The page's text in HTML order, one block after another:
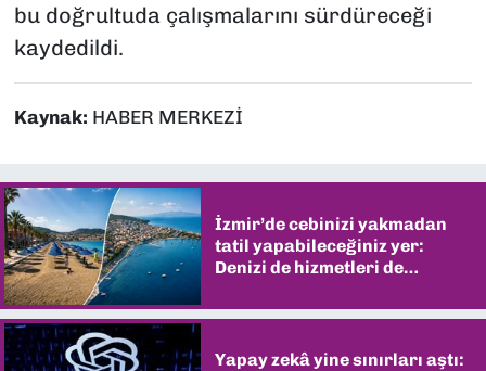
bu doğrultuda çalışmalarını sürdüreceği
kaydedildi.
Kaynak: HABER MERKEZİ
İzmir’de cebinizi yakmadan
tatil yapabileceğiniz yer:
Denizi de hizmetleri de
Yapay zekâ yine sınırları aştı: